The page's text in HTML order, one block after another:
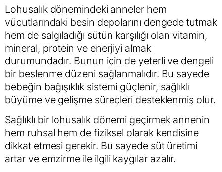
Lohusalık dönemindeki anneler hem
vücutlarındaki besin depolarını dengede tutmak
hem de salgıladığı sütün karşılığı olan vitamin,
mineral, protein ve enerjiyi almak
durumundadır. Bunun için de yeterli ve dengeli
bir beslenme düzeni sağlanmalıdır. Bu sayede
bebeğin bağışıklık sistemi güçlenir, sağlıklı
büyüme ve gelişme süreçleri desteklenmiş olur.
Sağlıklı bir lohusalık dönemi geçirmek annenin
hem ruhsal hem de fiziksel olarak kendisine
dikkat etmesi gerekir. Bu sayede süt üretimi
artar ve emzirme ile ilgili kaygılar azalır.